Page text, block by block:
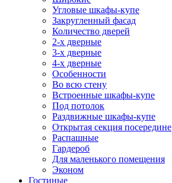
Угловые шкафы-купе
Закругленный фасад
Количество дверей
2-х дверные
3-х дверные
4-х дверные
Особенности
Во всю стену
Встроенные шкафы-купе
Под потолок
Раздвижные шкафы-купе
Открытая секция посередине
Распашные
Гардероб
Для маленького помещения
Эконом
Гостиные